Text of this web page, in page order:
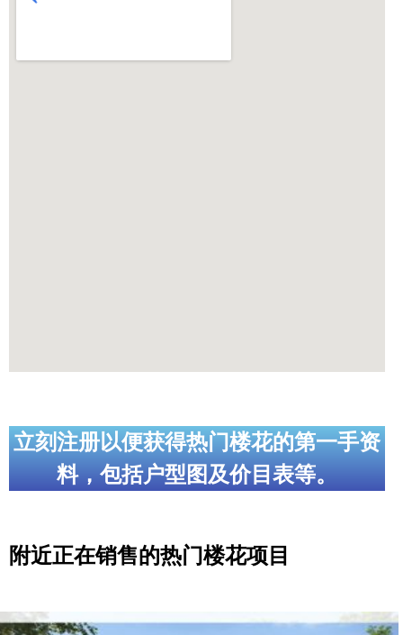
立刻注册以便获得热门楼花的第一手资
料，包括户型图及价目表等。
附近正在销售的热门楼花项目